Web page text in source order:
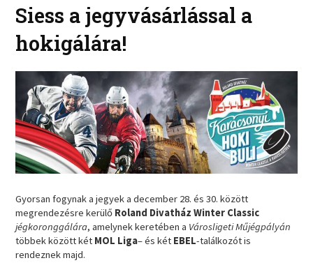
Siess a jegyvásárlással a
hokigálára!
Gyorsan fogynak a jegyek a december 28. és 30. között
megrendezésre kerülő Roland Divatház Winter Classic
jégkoronggálára, amelynek keretében a Városligeti Műjégpályán
többek között két MOL Liga– és két EBEL-találkozót is
rendeznek majd.